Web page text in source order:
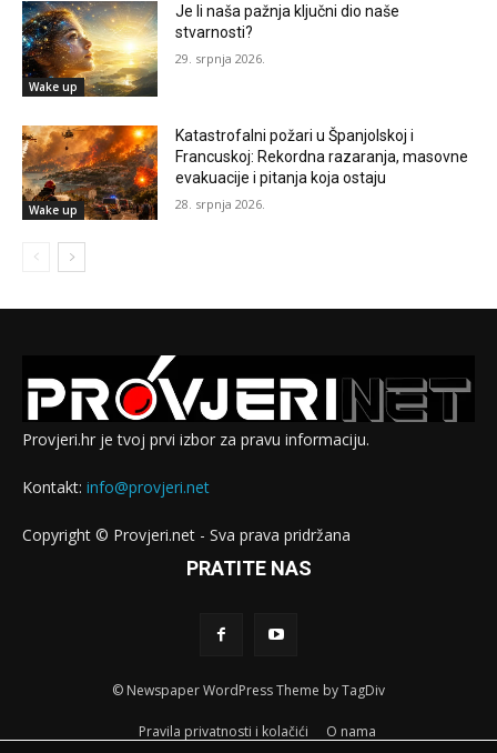
Wake up
Je li naša pažnja ključni dio naše
stvarnosti?
29. srpnja 2026.
Wake up
Katastrofalni požari u Španjolskoj i
Francuskoj: Rekordna razaranja, masovne
evakuacije i pitanja koja ostaju
28. srpnja 2026.
Provjeri.hr je tvoj prvi izbor za pravu informaciju.
Kontakt: info@provjeri.net
Copyright © Provjeri.net - Sva prava pridržana
PRATITE NAS
© Newspaper WordPress Theme by TagDiv
Pravila privatnosti i kolačići O nama